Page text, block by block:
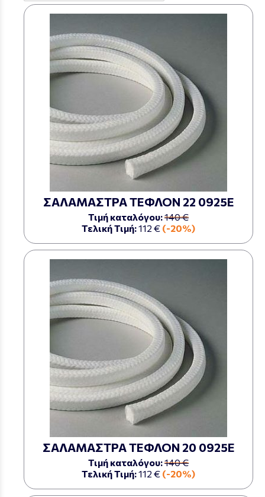
ΣΑΛΑΜΑΣΤΡΑ ΤΕΦΛΟΝ 22 0925Ε
Τιμή καταλόγου:140 €
Τελική Τιμή:112 € (-20%)
ΣΑΛΑΜΑΣΤΡΑ ΤΕΦΛΟΝ 20 0925Ε
Τιμή καταλόγου:140 €
Τελική Τιμή:112 € (-20%)